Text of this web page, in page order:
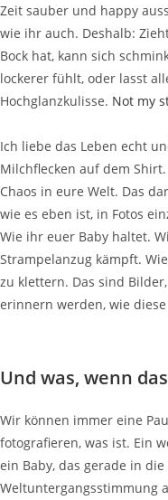
Zeit sauber und happy
wie ihr auch. Deshalb:
Bock hat, kann sich
lockerer fühlt, oder lasst
Hochglanzkulisse. Not my
Ich liebe das Leben echt
Milchflecken auf dem
Chaos in eure Welt. Das
wie es eben ist, in Fotos
Wie ihr euer Baby haltet.
Strampelanzug kämpft.
zu klettern. Das sind
erinnern werden, wie
Und was, wenn
Wir können immer eine
fotografieren, was ist. Ein
ein Baby, das gerade in
Weltuntergangsstimmung